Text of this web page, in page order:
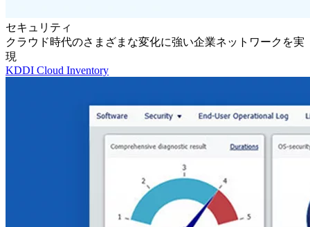
セキュリティ
クラウド時代のさまざまな変化に強い企業ネットワークを実
現
KDDI Cloud Inventory